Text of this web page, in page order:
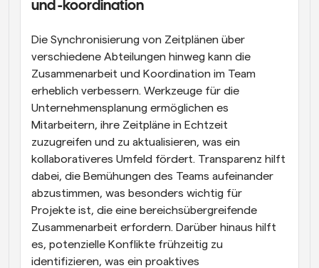
und -koordination
Die Synchronisierung von Zeitplänen über
verschiedene Abteilungen hinweg kann die
Zusammenarbeit und Koordination im Team
erheblich verbessern. Werkzeuge für die
Unternehmensplanung ermöglichen es
Mitarbeitern, ihre Zeitpläne in Echtzeit
zuzugreifen und zu aktualisieren, was ein
kollaborativeres Umfeld fördert. Transparenz hilft
dabei, die Bemühungen des Teams aufeinander
abzustimmen, was besonders wichtig für
Projekte ist, die eine bereichsübergreifende
Zusammenarbeit erfordern. Darüber hinaus hilft
es, potenzielle Konflikte frühzeitig zu
identifizieren, was ein proaktives